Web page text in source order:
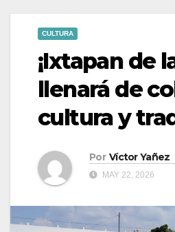
CULTURA
¡Ixtapan de
llenará de
cultura y
Por Víctor Yañez
MAY 22, 2026